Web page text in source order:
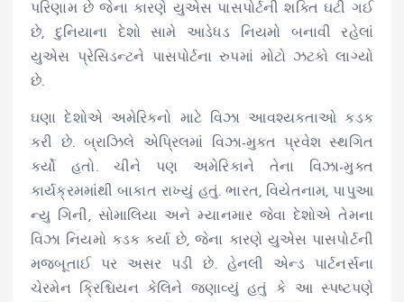
પરિણામ છે જેના કારણે યુએસ પાસપોર્ટની શક્તિ ઘટી ગઈ
છે, દુનિયાના દેશો સામે આડેધડ નિયમો બનાવી રહેલાં
યુએસ પ્રેસિડન્ટને પાસપોર્ટના રુપમાં મોટો ઝટકો લાગ્યો
છે.
ઘણા દેશોએ અમેરિકનો માટે વિઝા આવશ્યકતાઓ કડક
કરી છે. બ્રાઝિલે એપ્રિલમાં વિઝા-મુક્ત પ્રવેશ સ્થગિત
કર્યો હતો. ચીને પણ અમેરિકાને તેના વિઝા-મુક્ત
કાર્યક્રમમાંથી બાકાત રાખ્યું હતું. ભારત, વિયેતનામ, પાપુઆ
ન્યુ ગિની, સોમાલિયા અને મ્યાનમાર જેવા દેશોએ તેમના
વિઝા નિયમો કડક કર્યા છે, જેના કારણે યુએસ પાસપોર્ટની
મજબૂતાઈ પર અસર પડી છે. હેનલી એન્ડ પાર્ટનર્સના
ચેરમેન ક્રિશ્ચિયન કેલિને જણાવ્યું હતું કે આ સ્પષ્ટપણે